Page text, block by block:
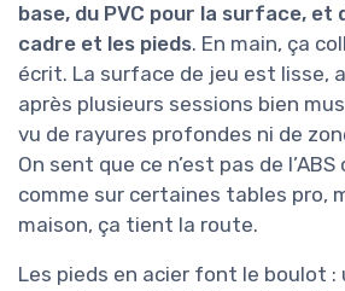
base, du PVC pour la surface, et
cadre et les pieds. En main, ça
écrit. La surface de jeu est lisse,
après plusieurs sessions bien
vu de rayures profondes ni de
On sent que ce n’est pas de
comme sur certaines tables pro,
maison, ça tient la route.
Les pieds en acier font le boulot